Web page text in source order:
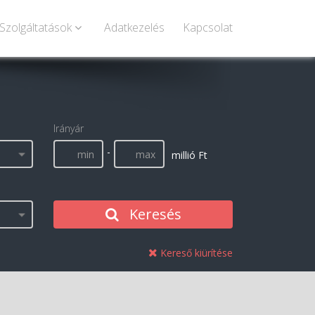
Szolgáltatások Adatkezelés Kapcsolat
Irányár
-
millió Ft
Keresés
Kereső kiürítése